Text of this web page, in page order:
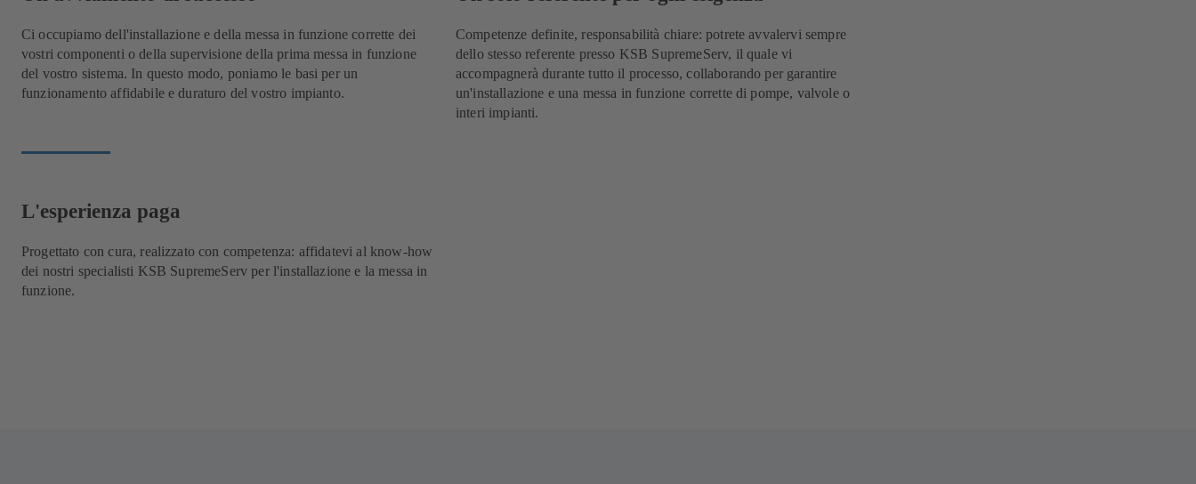
Ci occupiamo dell'installazione e della messa in funzione corrette dei
vostri componenti o della supervisione della prima messa in funzione
del vostro sistema. In questo modo, poniamo le basi per un
funzionamento affidabile e duraturo del vostro impianto.
Competenze definite, responsabilità chiare: potrete avvalervi sempre
dello stesso referente presso KSB SupremeServ, il quale vi
accompagnerà durante tutto il processo, collaborando per garantire
un'installazione e una messa in funzione corrette di pompe, valvole o
interi impianti.
L'esperienza paga
Progettato con cura, realizzato con competenza: affidatevi al know-how
dei nostri specialisti KSB SupremeServ per l'installazione e la messa in
funzione.